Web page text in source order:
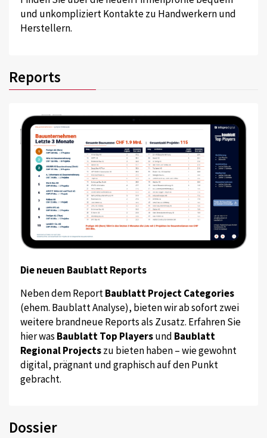
und unkompliziert Kontakte zu Handwerkern und
Herstellern.
Reports
Die neuen Baublatt Reports
Neben dem ReportBaublatt Project Categories
(ehem. Baublatt Analyse), bieten wir ab sofort zwei
weitere brandneue Reports als Zusatz. Erfahren Sie
hier was Baublatt Top Playersund Baublatt
Regional Projectszu bieten haben – wie gewohnt
digital, prägnant und graphisch auf den Punkt
gebracht.
Dossier